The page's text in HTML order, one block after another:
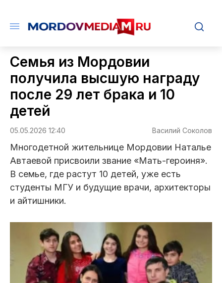
Семья из Мордовии
получила высшую награду
после 29 лет брака и 10
детей
05.05.2026 12:40 Василий Соколов
Многодетной жительнице Мордовии Наталье
Автаевой присвоили звание «Мать-героиня».
В семье, где растут 10 детей, уже есть
студенты МГУ и будущие врачи, архитекторы
и айтишники.